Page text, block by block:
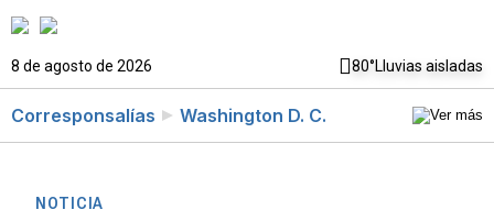
8 de agosto de 2026 80°Lluvias aisladas
Corresponsalías Washington D. C.
NOTICIA